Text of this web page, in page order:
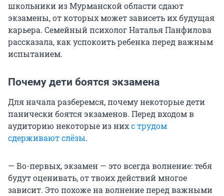
школьники из Мурманской области сдают
экзамены, от которых может зависеть их будущая
карьера. Семейный психолог Наталья Панфилова
рассказала, как успокоить ребенка перед важным
испытанием.
Почему дети боятся экзамена
Для начала разберемся, почему некоторые дети
панически боятся экзаменов. Перед входом в
аудиторию некоторые из нихс трудом
сдерживают слёзы.
— Во-первых, экзамен — это всегда волнение: тебя
будут оценивать, от твоих действий многое
зависит. Это похоже на волнение перед важными